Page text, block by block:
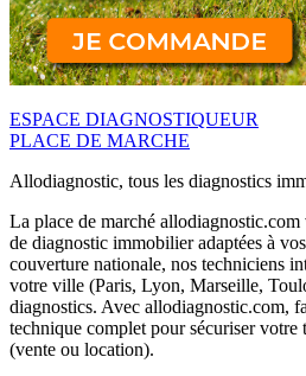
ESPACE DIAGNOSTIQUEUR
PLACE DE MARCHE
Allodiagnostic, tous les diagnostics
La place de marché allodiagnostic.com
de diagnostic immobilier adaptées à
couverture nationale, nos techniciens
votre ville (Paris, Lyon, Marseille,
diagnostics. Avec allodiagnostic.com,
technique complet pour sécuriser
(vente ou location).